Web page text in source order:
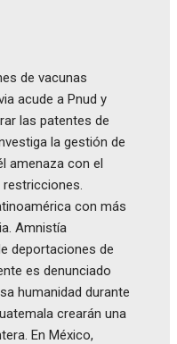
de vacunas
acude a Pnud y
las patentes de
la gestión de
amenaza con el
con más
Amnistía
deportaciones de
es denunciado
humanidad durante
crearán una
En México,